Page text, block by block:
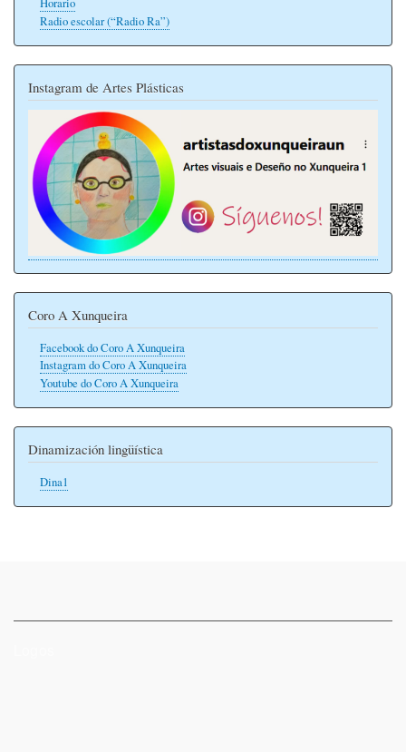
Horario
Radio escolar (“Radio Ra”)
Instagram de Artes Plásticas
Coro A Xunqueira
Facebook do Coro A Xunqueira
Instagram do Coro A Xunqueira
Youtube do Coro A Xunqueira
Dinamización lingüística
Dina1